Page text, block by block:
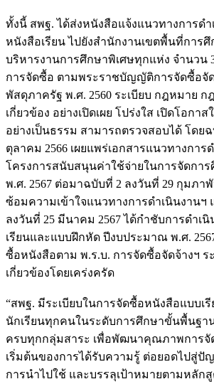
ทั้งนี้ สพฐ. ได้ส่งหนังสือแจ้งแนวทางการดำ
หนังสือเรียน ไปยังสำนักงานเขตพื้นที่การ
บริหารงานการศึกษาพิเศษทุกแห่ง จำนวน
การจัดซื้อ ตามพระราชบัญญัติการจัดซื้อจั
พัสดุภาครัฐ พ.ศ. 2560 ระเบียบ กฎหมาย ก
เกี่ยวข้อง อย่างเปิดเผย โปร่งใส เปิดโอก
อย่างเป็นธรรม สามารถตรวจสอบได้ โดย
ตุลาคม 2566 เผยแพร่เอกสารแนวทางการ
โครงการสนับสนุนค่าใช้จ่ายในการจัดกา
พ.ศ. 2567 ต่อมาฉบับที่ 2 ลงวันที่ 29 กุมภา
ซ้อมความเข้าใจแนวทางการดำเนินงานฯ
ลงวันที่ 25 มีนาคม 2567 ได้กำชับการดำเ
เรียนและแบบฝึกหัด ปีงบประมาณ พ.ศ.
ซื้อหนังสือตาม พ.ร.บ. การจัดซื้อจัดจ้างฯ ร
เกี่ยวข้องโดยเคร่งครัด
“สพฐ. มีระเบียบในการจัดซื้อหนังสือแบบเ
นักเรียนทุกคนในระดับการศึกษาขั้นพื้นฐา
ครบทุกกลุ่มสาระ เพื่อพัฒนาคุณภาพการจั
เริ่มต้นของการได้รับความรู้ ต่อยอดไปสู่ปั
การนำไปใช้ และบรรลุเป้าหมายตามหลัก